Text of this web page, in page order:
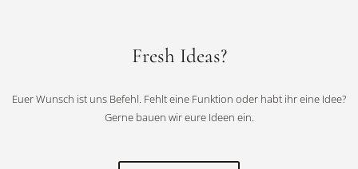
Fresh Ideas?
Euer Wunsch ist uns Befehl. Fehlt eine Funktion oder habt ihr eine Idee?
Gerne bauen wir eure Ideen ein.